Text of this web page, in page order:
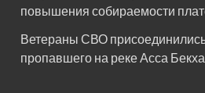
повышения собираемости
Ветераны СВО
пропавшего на реке Асса